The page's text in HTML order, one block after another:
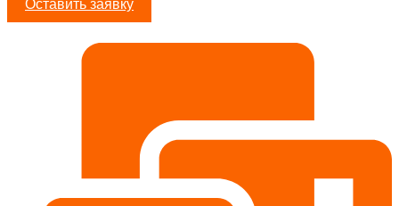
Оставить заявку